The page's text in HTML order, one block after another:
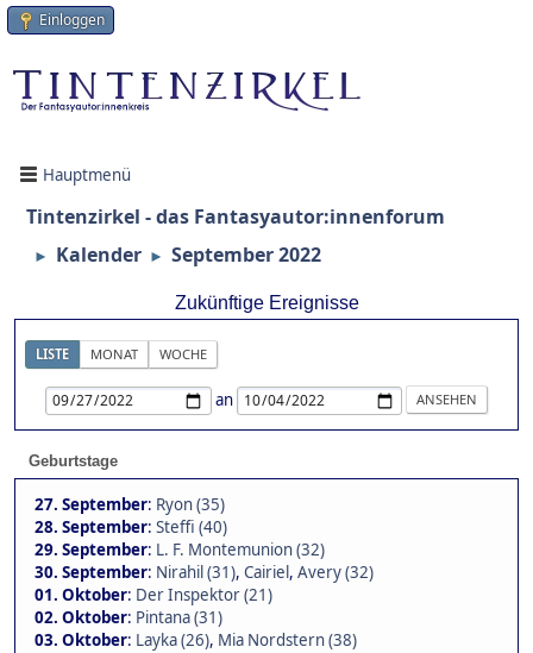
Einloggen
Hauptmenü
Tintenzirkel - das Fantasyautor:innenforum
► Kalender ► September 2022
Zukünftige Ereignisse
LISTE MONAT WOCHE
an
Geburtstage
27. September: Ryon (35)
28. September: Steffi (40)
29. September: L. F. Montemunion (32)
30. September: Nirahil (31), Cairiel, Avery (32)
01. Oktober: Der Inspektor (21)
02. Oktober: Pintana (31)
03. Oktober: Layka (26), Mia Nordstern (38)